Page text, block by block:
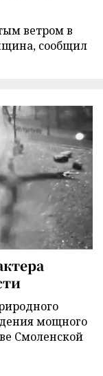
ветром в
сообщил
мощного
Смоленской